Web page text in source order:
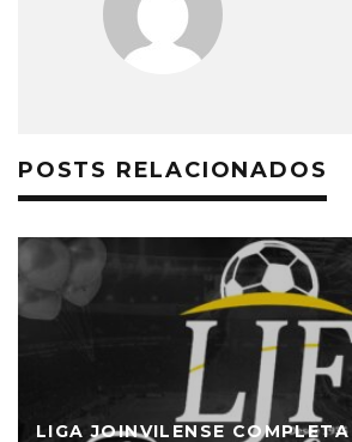
POSTS RELACIONADOS
LIGA JOINVILENSE